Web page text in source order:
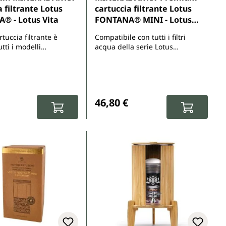
filtrante Lotus
- Lotus Vita
filtrante è
i modelli
cartuccia filtrante Lotus
FONTANA® MINI - Lotus
Compatibile con tutti i filtri
acqua della serie Lotus
46,80 €